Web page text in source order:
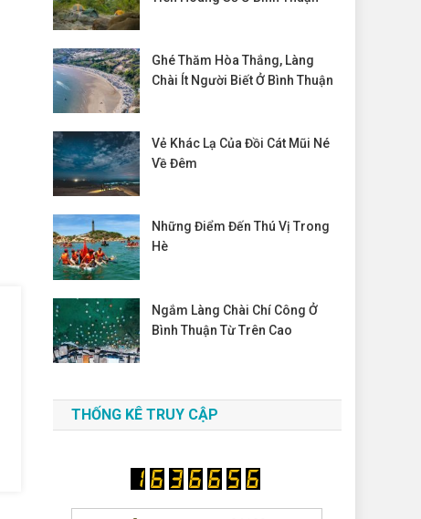
Ghé Thăm Hòa Thắng, Làng
Chài Ít Người Biết Ở Bình Thuận
Vẻ Khác Lạ Của Đồi Cát Mũi Né
Về Đêm
Những Điểm Đến Thú Vị Trong
Hè
Ngắm Làng Chài Chí Công Ở
Bình Thuận Từ Trên Cao
THỐNG KÊ TRUY CẬP